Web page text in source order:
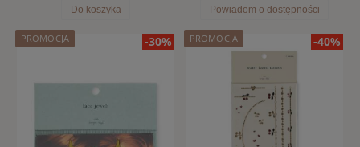
Do koszyka Powiadom o dostępności
-30%
PROMOCJA -40%
PROMOCJA